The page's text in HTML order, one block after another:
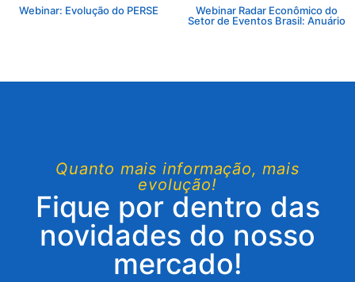
Webinar: Evolução do PERSE
Webinar Radar Econômico do
Setor de Eventos Brasil: Anuário
Quanto mais informação, mais
evolução!
Fique por dentro das
novidades do nosso
mercado!